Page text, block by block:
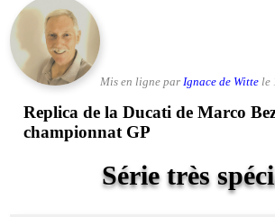
Mis en ligne par Ignace de Witte le
Replica de la Ducati de Marco
championnat GP
Série très